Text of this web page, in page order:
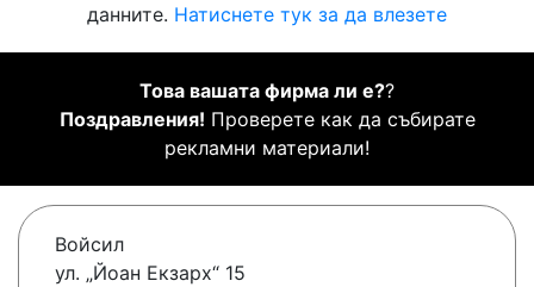
данните. Натиснете тук за да влезете
Това вашата фирма ли е??
Поздравления! Проверете как да събирате
рекламни материали!
Войсил
ул. „Йоан Екзарх“ 15